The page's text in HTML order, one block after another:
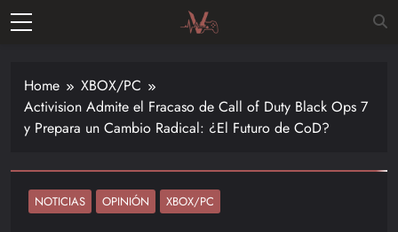
Skip
de las
últimas
novedades
los
Home
XBOX/PC
Activision Admite el Fracaso de Call of Duty Black Ops 7
y Prepara un Cambio Radical: ¿El Futuro de CoD?
NOTICIAS OPINIÓN XBOX/PC